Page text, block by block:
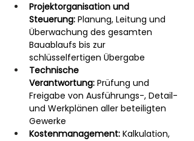
Projektorganisation und
Steuerung: Planung, Leitung und
Überwachung des gesamten
Bauablaufs bis zur
schlüsselfertigen Übergabe
Technische
Verantwortung: Prüfung und
Freigabe von Ausführungs-, Detail-
und Werkplänen aller beteiligten
Gewerke
Kostenmanagement: Kalkulation,